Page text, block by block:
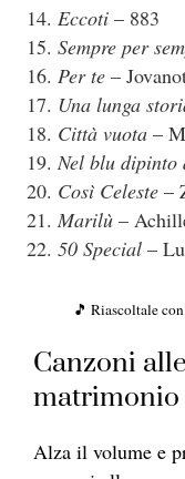
Eccoti– 883
Sempre per
Per te–
Una lunga
Città vuota–
Nel blu dipinto
Così Celeste–
Marilù–
50 Special–
🎵 Riascoltale
Canzoni
matrimonio
Alza il volume e